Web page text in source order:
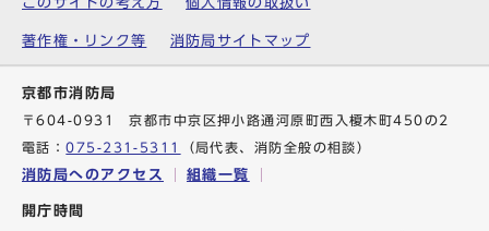
著作権・リンク等 消防局サイトマップ
京都市消防局
〒604-0931 京都市中京区押小路通河原町西入榎木町450の2
電話：075-231-5311 （局代表、消防全般の相談）
消防局へのアクセス 組織一覧
開庁時間